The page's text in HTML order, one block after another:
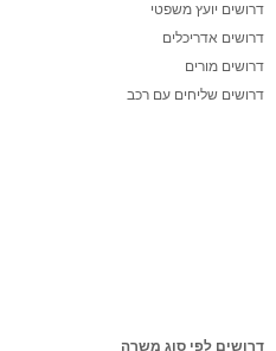
דרושים יועץ משפטי
דרושים אדריכלים
דרושים מורים
דרושים שליחים עם רכב
דרושים לפי סוג משרה